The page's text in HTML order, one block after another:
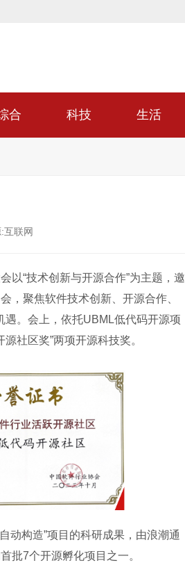
合 科技 生活
互联网
“技术创新与开源合作”为主题，邀
，聚焦软件技术创新、开源合作、
。会上，依托UBML低代码开源项
社区奖”两项开源科技奖。
构造”项目的科研成果，由浪潮通
批7个开源孵化项目之一。